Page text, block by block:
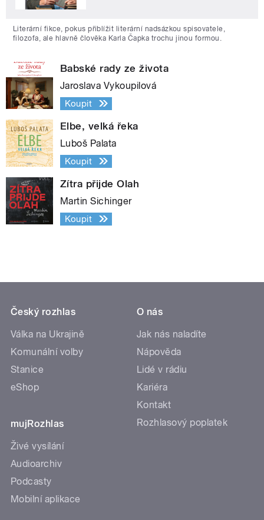
Literární fikce, pokus přiblížit literární nadsázkou spisovatele,
filozofa, ale hlavně člověka Karla Čapka trochu jinou formou.
Babské rady ze života
Jaroslava Vykoupilová
Koupit
Elbe, velká řeka
Luboš Palata
Koupit
Zítra přijde Olah
Martin Sichinger
Koupit
Český rozhlas
Válka na Ukrajině
Komunální volby
Stanice
eShop
mujRozhlas
Živé vysílání
Audioarchiv
Podcasty
Mobilní aplikace
O nás
Jak nás naladíte
Nápověda
Lidé v rádiu
Kariéra
Kontakt
Rozhlasový poplatek